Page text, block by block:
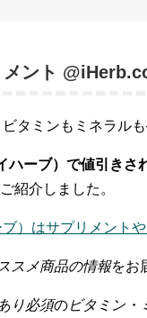
ント
ビタミンもミネラル
ハーブ）で値引きさ
紹介しました。
）はサプリメント
スメ商品の情報をお
り必須のビタミン・